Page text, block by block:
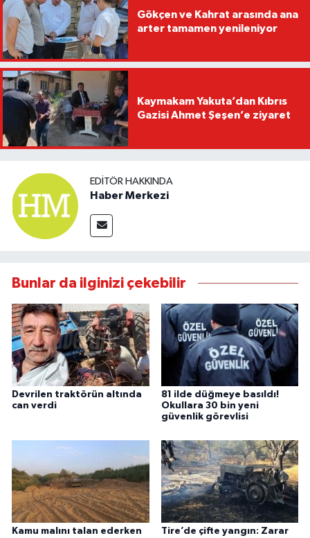
Gökçen ve Kahrat arasında ana
arter tamamen yenileniyor
Kaymakam Yakuta’dan Kıbrıs
Gazisi Ahmet Şeşen’e ziyaret
EDITÖR HAKKINDA
Haber Merkezi
Bunlar da ilginizi çekebilir
Devrilen traktörün altında
can verdi
81 ilde düğmeye basıldı!
Okullara 30 bin yeni
güvenlik görevlisi
Kamu malını talan ederken
Tire’de çifte yangın: Zarar